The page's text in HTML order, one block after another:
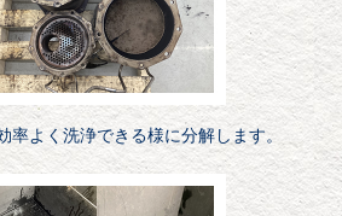
率よく洗浄できる様に分解します。